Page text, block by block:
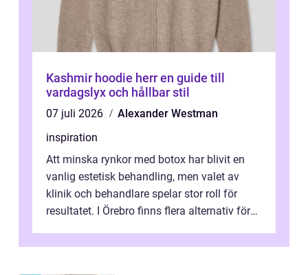
Kashmir hoodie herr en guide till
vardagslyx och hållbar stil
07 juli 2026
Alexander Westman
inspiration
Att minska rynkor med botox har blivit en
vanlig estetisk behandling, men valet av
klinik och behandlare spelar stor roll för
resultatet. I Örebro finns flera alternativ för